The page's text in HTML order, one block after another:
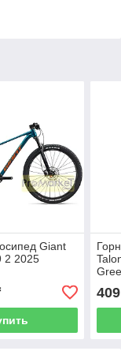
Giant
2 2025